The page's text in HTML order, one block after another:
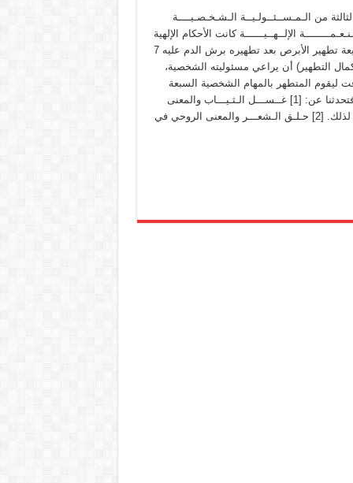
من الـمـســئــولـيــة الـشـخـصـيــــة
الإلــهــيــــــة كانت الأحكام الإلهية
في شريعة تطهير الأبرص بعد تطهيره برش الدم عليه 7
التطهير) أن يراعي مسئوليته الشخصية،
ليقوم المتطهر بالمهام الشخصية السبعة
التالية: فتحدثنا عن: [1] غــســـل الـثـيـــاب والمعنى
الروحي لذلك. [2] حـلـق الـشعـــر والمعنى الروحي في